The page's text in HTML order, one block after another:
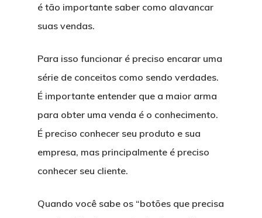
é tão importante saber como alavancar
suas vendas.
Para isso funcionar é preciso encarar uma
série de conceitos como sendo verdades.
É importante entender que a maior arma
para obter uma venda é o conhecimento.
É preciso conhecer seu produto e sua
empresa, mas principalmente é preciso
conhecer seu cliente.
Quando você sabe os “botões que precisa